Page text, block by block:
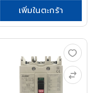
เพิ่มในตะกร้า